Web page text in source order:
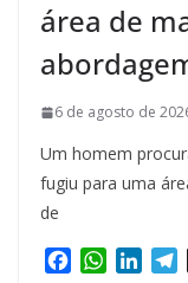
área de
6 de agosto de
Um homem
fugiu para uma
de
W